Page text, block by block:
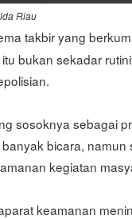
Riau
takbir yang
bukan sekadar
sosoknya sebagai
bicara,
kegiatan
keamanan